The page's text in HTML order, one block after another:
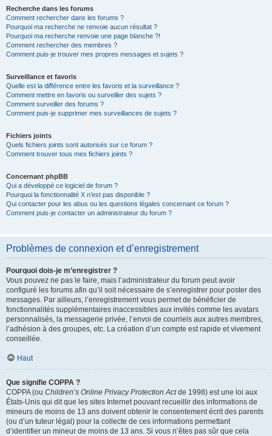
Recherche dans les forums
Comment rechercher dans les forums ?
Pourquoi ma recherche ne renvoie aucun résultat ?
Pourquoi ma recherche renvoie une page blanche ?!
Comment rechercher des membres ?
Comment puis-je trouver mes propres messages et sujets ?
Surveillance et favoris
Quelle est la différence entre les favoris et la surveillance ?
Comment mettre en favoris ou surveiller des sujets ?
Comment surveiller des forums ?
Comment puis-je supprimer mes surveillances de sujets ?
Fichiers joints
Quels fichiers joints sont autorisés sur ce forum ?
Comment trouver tous mes fichiers joints ?
Concernant phpBB
Qui a développé ce logiciel de forum ?
Pourquoi la fonctionnalité X n’est pas disponible ?
Qui contacter pour les abus ou les questions légales concernant ce forum ?
Comment puis-je contacter un administrateur du forum ?
Problèmes de connexion et d’enregistrement
Pourquoi dois-je m’enregistrer ?
Vous pouvez ne pas le faire, mais l’administrateur du forum peut avoir
configuré les forums afin qu’il soit nécessaire de s’enregistrer pour poster des
messages. Par ailleurs, l’enregistrement vous permet de bénéficier de
fonctionnalités supplémentaires inaccessibles aux invités comme les avatars
personnalisés, la messagerie privée, l’envoi de courriels aux autres membres,
l’adhésion à des groupes, etc. La création d’un compte est rapide et vivement
conseillée.
Haut
Que signifie COPPA ?
COPPA (ou Children’s Online Privacy Protection Actde 1998) est une loi aux
États-Unis qui dit que les sites Internet pouvant recueillir des informations de
mineurs de moins de 13 ans doivent obtenir le consentement écrit des parents
(ou d’un tuteur légal) pour la collecte de ces informations permettant
d’identifier un mineur de moins de 13 ans. Si vous n’êtes pas sûr que cela